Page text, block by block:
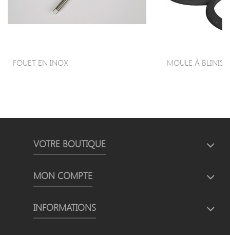
FOUET EN INOX MOULE À BLINIS
VOTRE BOUTIQUE
MON COMPTE
INFORMATIONS